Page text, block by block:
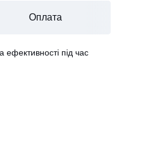
Оплата
під час